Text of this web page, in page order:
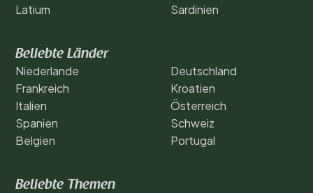
Latium
Sardinien
Beliebte Länder
Niederlande
Frankreich
Italien
Spanien
Belgien
Deutschland
Kroatien
Österreich
Schweiz
Portugal
Beliebte Themen